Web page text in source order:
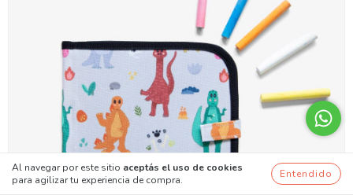
Al navegar por este sitio aceptás el uso de cookies
para agilizar tu experiencia de compra.
Entendido